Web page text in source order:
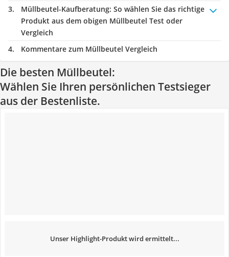
Müllbeutel-Kaufberatung: So wählen Sie das richtige
Produkt aus dem obigen Müllbeutel Test oder
Vergleich
Kommentare zum Müllbeutel Vergleich
Die besten Müllbeutel:
Wählen Sie Ihren persönlichen Testsieger
aus der Bestenliste.
Unser Highlight-Produkt wird ermittelt...